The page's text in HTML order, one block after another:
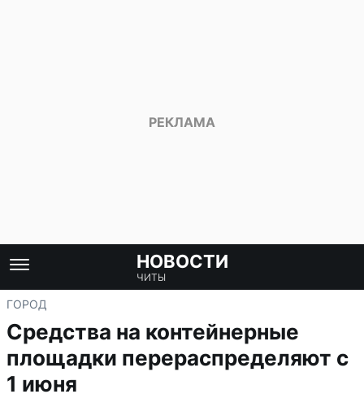
НОВОСТИ
ЧИТЫ
ГОРОД
Средства на контейнерные
площадки перераспределяют с
1 июня